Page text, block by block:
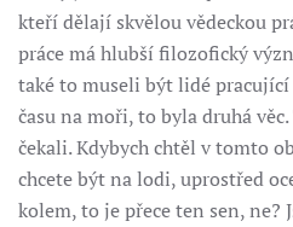
kteří dělají skvělou vědeckou
práce má hlubší filozofický
také to museli být lidé
času na moři, to byla druhá
čekali. Kdybych chtěl v tomto
chcete být na lodi, uprostřed
kolem, to je přece ten sen, ne?